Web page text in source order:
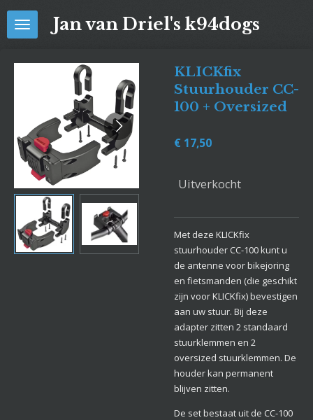
Ga
direct
Jan van Driel's k94dogs
KLICKfix
Stuurhouder CC-
100 + Oversized
€ 17,50
Uitverkocht
Met deze KLICKfix
stuurhouder CC-100 kunt u
de antenne voor bikejoring
en fietsmanden (die geschikt
zijn voor KLICKfix) bevestigen
aan uw stuur. Bij deze
adapter zitten 2 standaard
stuurklemmen en 2
oversized stuurklemmen. De
houder kan permanent
blijven zitten.
De set bestaat uit de CC-100